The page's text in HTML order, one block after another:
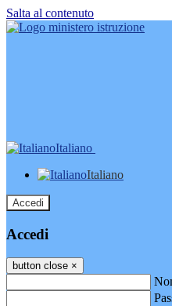
Salta al contenuto
Italiano
Italiano
Accedi
Accedi
button close ×